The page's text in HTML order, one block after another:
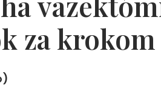
za krokom